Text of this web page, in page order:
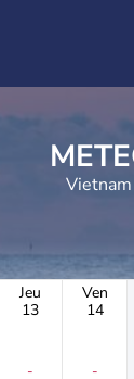
Jeu
13
-
Ven
14
-